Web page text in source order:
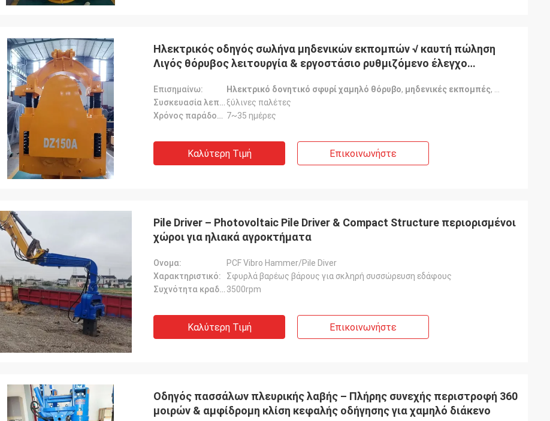
Ηλεκτρικός οδηγός σωλήνα μηδενικών εκπομπών √ καυτή πώληση
Λιγός θόρυβος λειτουργία & εργοστάσιο ρυθμιζόμενο έλεγχο
Επισημαίνω: Ηλεκτρικό δονητικό σφυρί χαμηλό θόρυβο, μηδενικές εκπομπές,
Συσκευασία λεπτομέρειες: ξύλινες παλέτες
Χρόνος παράδοσης: 7~35 ημέρες
Καλύτερη Τιμή Επικοινωνήστε
Pile Driver – Photovoltaic Pile Driver & Compact Structure περιορισμένοι
χώροι για ηλιακά αγροκτήματα
Ονομα:
PCF Vibro Hammer/Pile Diver
Χαρακτηριστικό:
Σφυρλά βαρέως βάρους για σκληρή συσσώρευση εδάφους
Συχνότητα κραδασμών: 3500rpm
Καλύτερη Τιμή Επικοινωνήστε
Οδηγός πασσάλων πλευρικής λαβής – Πλήρης συνεχής περιστροφή 360
μοιρών & αμφίδρομη κλίση κεφαλής οδήγησης για χαμηλό διάκενο